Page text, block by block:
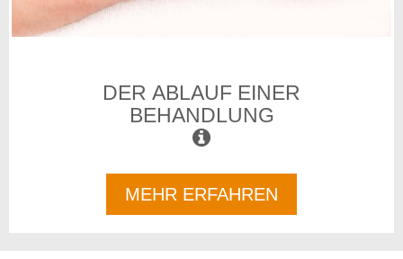
DER ABLAUF EINER
BEHANDLUNG
MEHR ERFAHREN